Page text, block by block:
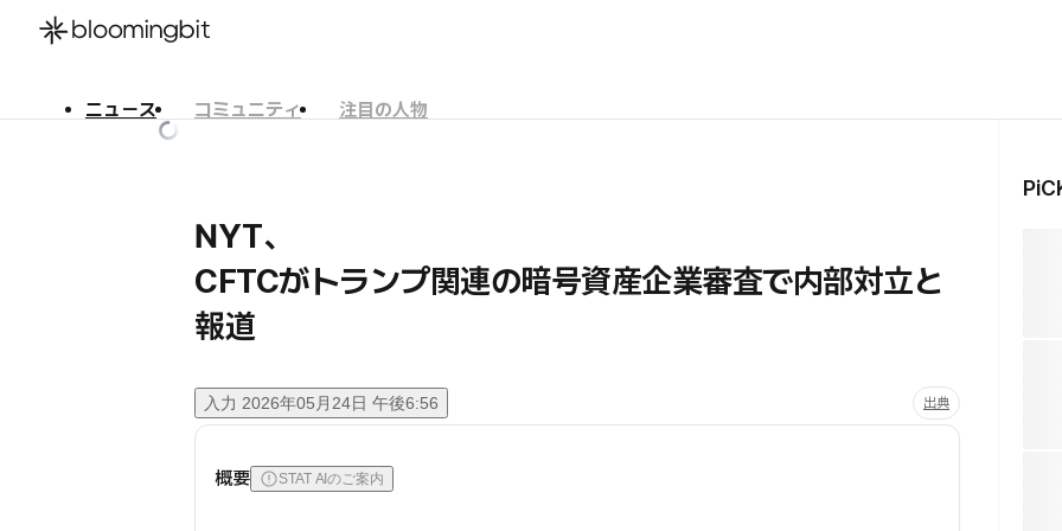
ニュース コミュニティ
注目の人物
NYT、
CFTCがトランプ関連の暗号資産企業審査で内部対立と
報道
入力 2026年05月24日 午後6:56 出典
概要 STAT AIのご案内